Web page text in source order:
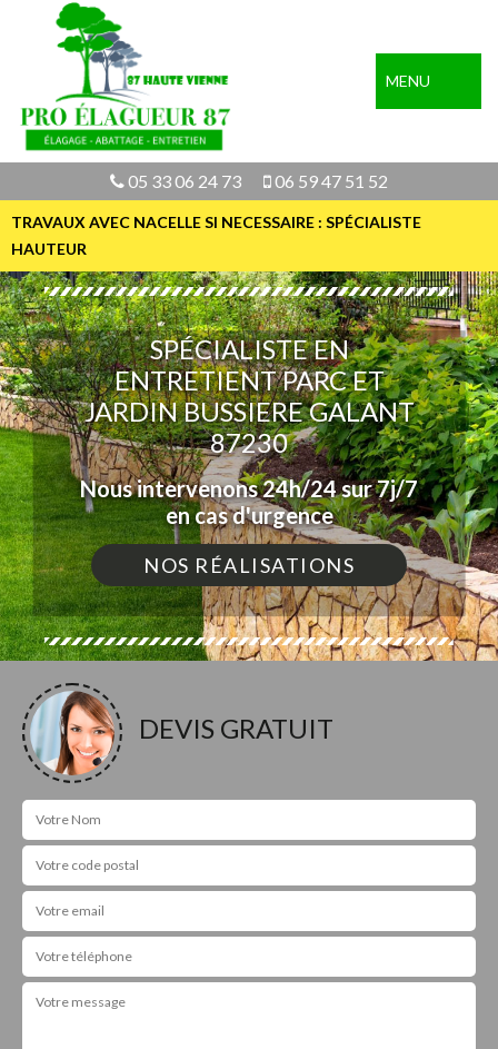
MENU
05 33 06 24 73 06 59 47 51 52
TRAVAUX AVEC NACELLE SI NECESSAIRE : SPÉCIALISTE
HAUTEUR
SPÉCIALISTE EN
ENTRETIENT PARC ET
JARDIN BUSSIERE GALANT
87230
Nous intervenons 24h/24 sur 7j/7
en cas d'urgence
NOS RÉALISATIONS
DEVIS GRATUIT